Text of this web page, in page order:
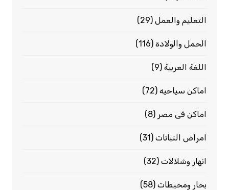
التعليم والعمل(29)
الحمل والولادة(116)
اللغة العربية(9)
اماكن سياحيه(72)
اماكن فى مصر (8)
امراض النباتات(31)
انهار وشلالات(32)
بحار ومحيطات(58)